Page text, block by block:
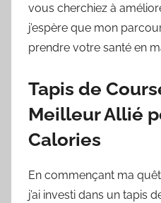
vous cherchiez à
j’espère que mon
prendre votre santé en
Tapis de
Meilleur Allié
Calories
En commençant ma
j’ai investi dans un tapis